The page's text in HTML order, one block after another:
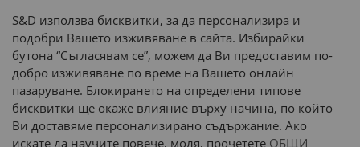
Начини на плащане:
Доставка до адрес с:
или
наш транспорт
S&D използва бисквитки, за да персонализира и
подобри Вашето изживяване в сайта. Избирайки
бутона “Съгласявам се”, можем да Ви предоставим по-
добро изживяване по време на Вашето онлайн
пазаруване. Блокирането на определени типове
бисквитки ще окаже влияние върху начина, по който
Ви доставяме персонализирано съдържание. Ако
искате да научите повече, моля, прочетете ОБЩИ